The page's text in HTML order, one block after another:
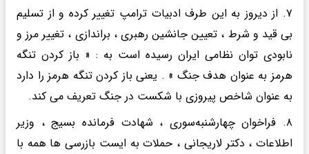
۷. از دیروز به این طرف ادبیات ترامپ تغییر کرده و از تسلیم
بی قید و شرط ، تعیین جانشین رهبری ، براندازی ، تغییر مرز و
نابودی توان نظامی ایران رسیده است به : « باز کردن تنگه
هرمز به عنوان هدف جنگ » . یعنی باز کردن تنگه هرمز را دارد
به عنوان شاخص پیروزی با شکست در جنگ تعریف می کند.‌
۸. فراخوان چهارشنبه‌سوری ، شهادت فرمانده بسیج ، وزیر
اطلاعات ، دکتر لاریجانی ، حملات به ایست بازرسی ها همه با